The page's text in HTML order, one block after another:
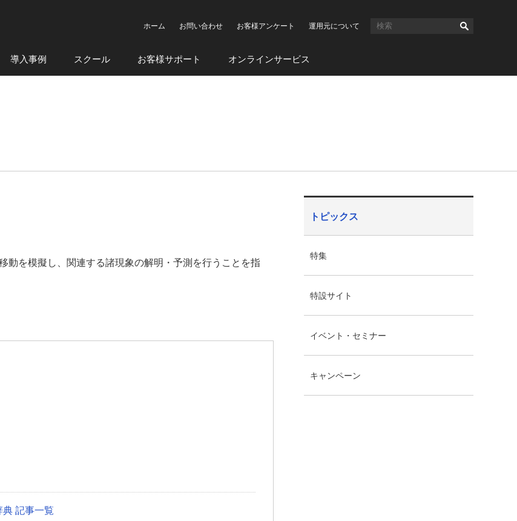
ホーム
お問い合わせ お客様アンケート 運用元について
導入事例 スクール お客様サポート オンラインサービス
動を模擬し、関連する諸現象の解明・予測を行うことを指
記事一覧
トピックス
特集
特設サイト
イベント・セミナー
キャンペーン